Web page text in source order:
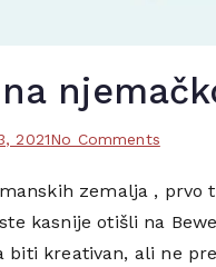
2021No Commentson
CV
na
zemalja ,
kasnije otišli na
kreativan, ali ne